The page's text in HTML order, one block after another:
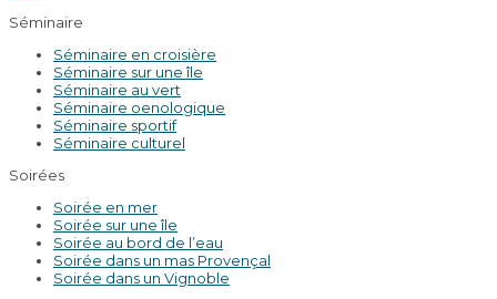
Séminaire
Séminaire en croisière
Séminaire sur une île
Séminaire au vert
Séminaire oenologique
Séminaire sportif
Séminaire culturel
Soirées
Soirée en mer
Soirée sur une île
Soirée au bord de l’eau
Soirée dans un mas Provençal
Soirée dans un Vignoble